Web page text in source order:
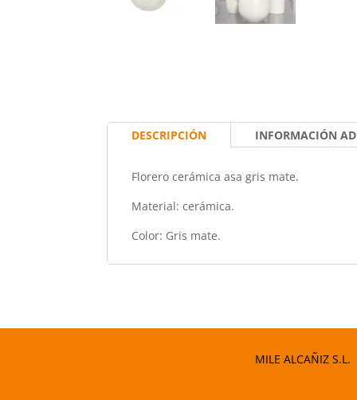
DESCRIPCIÓN INFORMACIÓN
Florero cerámica asa gris mate.
Material: cerámica.
Color: Gris mate.
MILE ALCAÑIZ